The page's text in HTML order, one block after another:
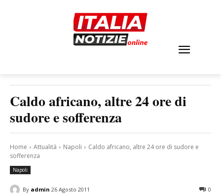
Caldo africano, altre 24 ore di
sudore e sofferenza
Home Attualità Napoli
Caldo africano, altre 24 ore di sudore e
sofferenza
Napoli
By admin 26 Agosto 2011 0